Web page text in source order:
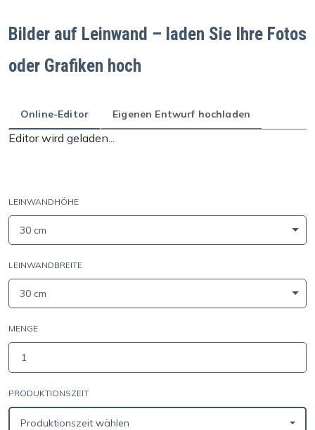
Bilder auf Leinwand – laden Sie Ihre Fotos
oder Grafiken hoch
Online-Editor Eigenen Entwurf hochladen
Editor wird geladen...
LEINWANDHÖHE
30 cm
LEINWANDBREITE
30 cm
MENGE
PRODUKTIONSZEIT
Produktionszeit wählen